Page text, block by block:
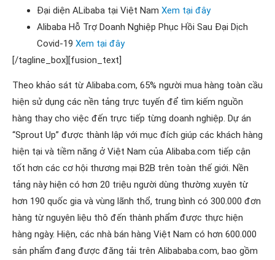
Đại diện ALibaba tại Việt Nam Xem tại đây
Alibaba Hỗ Trợ Doanh Nghiệp Phục Hồi Sau Đại Dịch
Covid-19 Xem tại đây
[/tagline_box][fusion_text]
Theo khảo sát từ Alibaba.com, 65% người mua hàng toàn cầu
hiện sử dụng các nền tảng trực tuyến để tìm kiếm nguồn
hàng thay cho việc đến trực tiếp từng doanh nghiệp. Dự án
“Sprout Up” được thành lập với mục đích giúp các khách hàng
hiện tại và tiềm năng ở Việt Nam của Alibaba.com tiếp cận
tốt hơn các cơ hội thương mại B2B trên toàn thế giới. Nền
tảng này hiện có hơn 20 triệu người dùng thường xuyên từ
hơn 190 quốc gia và vùng lãnh thổ, trung bình có 300.000 đơn
hàng từ nguyên liệu thô đến thành phẩm được thực hiện
hàng ngày. Hiện, các nhà bán hàng Việt Nam có hơn 600.000
sản phẩm đang được đăng tải trên Alibababa.com, bao gồm